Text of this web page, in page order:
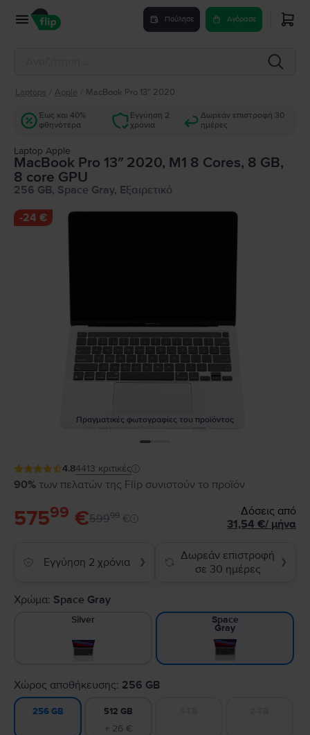
Πούλησε Αγόρασε
Laptops Apple MacBook Pro 13″ 2020
Έως και 40%
φθηνότερα
Εγγύηση 2
χρόνια
Δωρεάν επιστροφή 30
ημέρες
Laptop Apple
MacBook Pro 13″ 2020, M1 8 Cores, 8 GB,
8 core GPU
256 GB, Space Gray, Εξαιρετικό
-24 €
Πραγματικές φωτογραφίες του προϊόντος
4.84413 κριτικές
90% των πελατών της Flip συνιστούν το προϊόν
57599 €59999 €
Δόσεις από
31,54 €/ μήνα
Εγγύηση 2 χρόνια ❯
Δωρεάν επιστροφή
σε 30 ημέρες
❯
Χρώμα: Space Gray
Silver Space
Gray
Χώρος αποθήκευσης: 256 GB
256 GB 512 GB
+ 26 €